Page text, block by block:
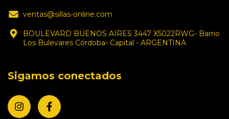
ventas@sillas-online.com
BOULEVARD BUENOS AIRES 3447 X5022RWG- Barrio
Los Bulevares Córdoba- Capital - ARGENTINA
Sigamos conectados